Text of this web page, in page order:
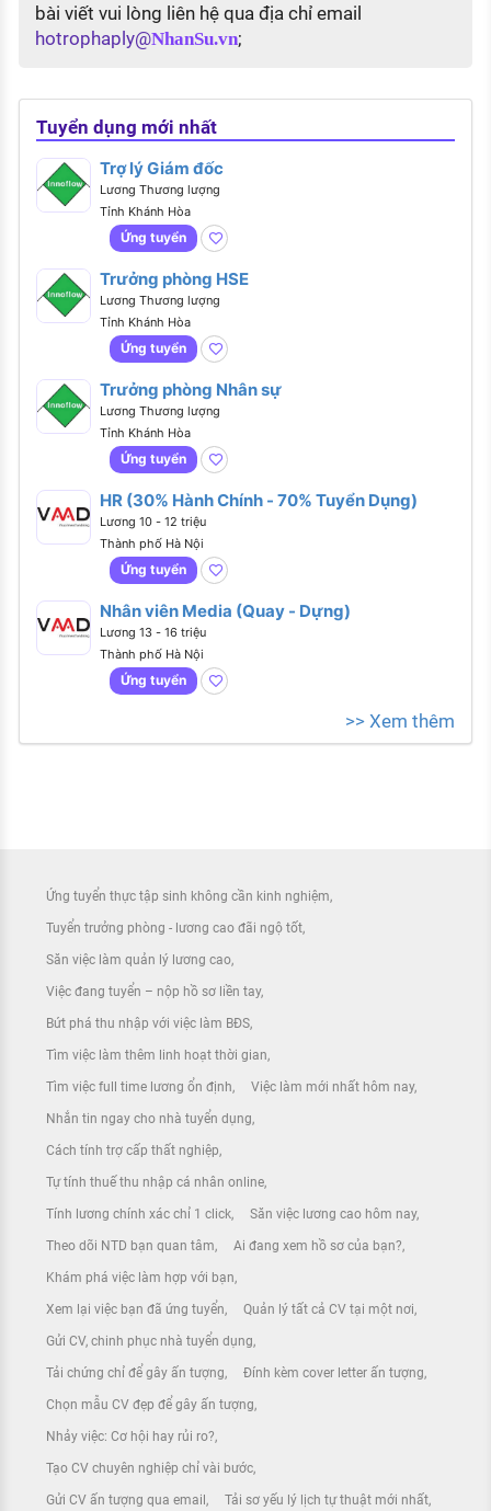
bài viết vui lòng liên hệ qua địa chỉ email
hotrophaply@NhanSu.vn;
Tuyển dụng mới nhất
Trợ lý Giám đốc
Lương Thương lượng
Tỉnh Khánh Hòa
Ứng tuyển
Trưởng phòng HSE
Lương Thương lượng
Tỉnh Khánh Hòa
Ứng tuyển
Trưởng phòng Nhân sự
Lương Thương lượng
Tỉnh Khánh Hòa
Ứng tuyển
HR (30% Hành Chính - 70% Tuyển Dụng)
Lương 10 - 12 triệu
Thành phố Hà Nội
Ứng tuyển
Nhân viên Media (Quay - Dựng)
Lương 13 - 16 triệu
Thành phố Hà Nội
Ứng tuyển
>> Xem thêm
Ứng tuyển thực tập sinh không cần kinh nghiệm
Tuyển trưởng phòng - lương cao đãi ngộ tốt
Săn việc làm quản lý lương cao
Việc đang tuyển – nộp hồ sơ liền tay
Bứt phá thu nhập với việc làm BĐS
Tìm việc làm thêm linh hoạt thời gian
Tìm việc full time lương ổn định Việc làm mới nhất hôm nay
Nhắn tin ngay cho nhà tuyển dụng
Cách tính trợ cấp thất nghiệp
Tự tính thuế thu nhập cá nhân online
Tính lương chính xác chỉ 1 click Săn việc lương cao hôm nay
Theo dõi NTD bạn quan tâm Ai đang xem hồ sơ của bạn?
Khám phá việc làm hợp với bạn
Xem lại việc bạn đã ứng tuyển Quản lý tất cả CV tại một nơi
Gửi CV, chinh phục nhà tuyển dụng
Tải chứng chỉ để gây ấn tượng Đính kèm cover letter ấn tượng
Chọn mẫu CV đẹp để gây ấn tượng
Nhảy việc: Cơ hội hay rủi ro?
Tạo CV chuyên nghiệp chỉ vài bước
Gửi CV ấn tượng qua email Tải sơ yếu lý lịch tự thuật mới nhất